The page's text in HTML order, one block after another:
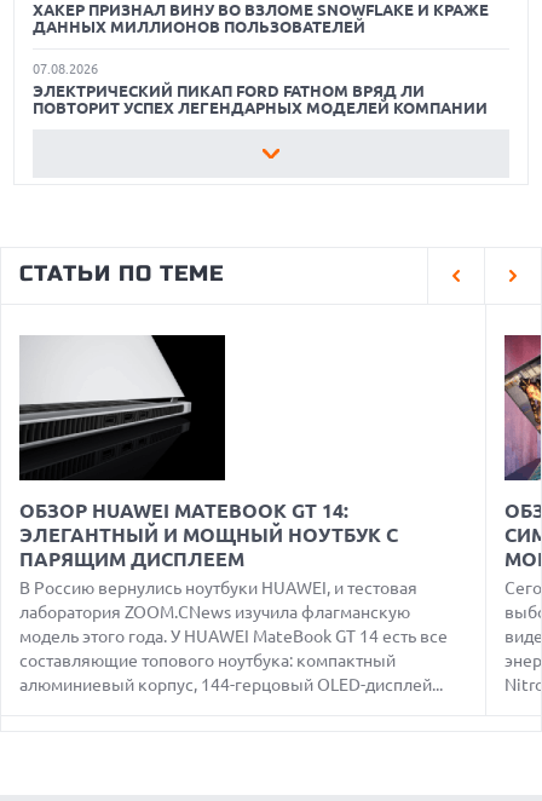
КАК БЕЗОПАСНО КУПИТЬ Б/У СМАРТФОН
ХАКЕР ПРИЗНАЛ ВИНУ ВО ВЗЛОМЕ SNOWFLAKE И КРАЖЕ
ДАННЫХ МИЛЛИОНОВ ПОЛЬЗОВАТЕЛЕЙ
07.08.2026
ЭЛЕКТРИЧЕСКИЙ ПИКАП FORD FATHOM ВРЯД ЛИ
ПОВТОРИТ УСПЕХ ЛЕГЕНДАРНЫХ МОДЕЛЕЙ КОМПАНИИ
БАТАРЕЕЙ И ВСТРОЕННЫМ ВЕНТИЛЯТОРОМ
ГЛОБАЛЬНЫЙ СПАД РЫНКА ПЛАНШЕТОВ В 2026 ГОДУ И
НЕОЖИДАННЫЙ РОСТ LENOVO
УТОЧНЕНЫ РАЗМЕРЫ ЭКРАНОВ ЮБИЛЕЙНЫХ
СМАРТФОНОВ APPLE IPHONE 20
07.08.2026
ПОДДЕРЖКОЙ СЕТЕЙ 4G И ТЕХНОЛОГИЕЙ VOLTE
07.08.2026
ПРЕДСТАВЛЕНЫ НАУШНИКИ JBL С СЕНСОРНЫМ ЭКРАНОМ
НА КЕЙСЕ ДЛЯ УПРАВЛЕНИЯ МУЗЫКОЙ
07.08.2026
GOOGLE ПЕРЕИМЕНОВЫВАЕТ ФУНКЦИЮ ПОДСВЕТКИ
КАМЕРЫ В СМАРТФОНАХ PIXEL 11 PRO
СТАТЬИ ПО ТЕМЕ
ОБЗОР HUAWEI MATEBOOK GT 14:
ЭЛЕГАНТНЫЙ И МОЩНЫЙ НОУТБУК С
ПАРЯЩИМ ДИСПЛЕЕМ
В Россию вернулись ноутбуки HUAWEI, и тестовая
лаборатория ZOOM.CNews изучила флагманскую
модель этого года. У HUAWEI MateBook GT 14 есть все
составляющие топового ноутбука: компактный
алюминиевый корпус, 144-герцовый OLED-дисплей...